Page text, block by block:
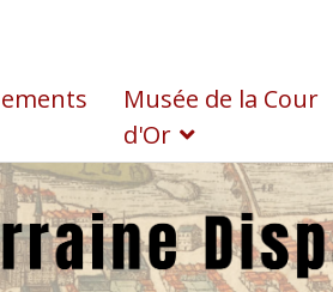
Musée de la Cour
d'Or